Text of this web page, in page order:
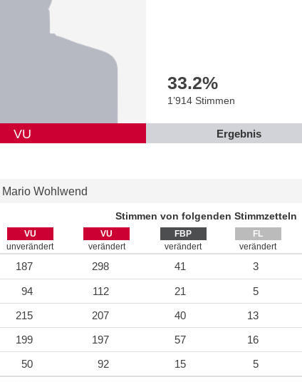
VU
33.2%
1’914 Stimmen
Ergebnis
Mario Wohlwend
Stimmen von folgenden Stimmzetteln
VU
unverändert
VU
verändert
FBP
verändert
FL
verändert
187 298 41 3
94 112 21 5
215 207 40 13
199 197 57 16
50 92 15 5